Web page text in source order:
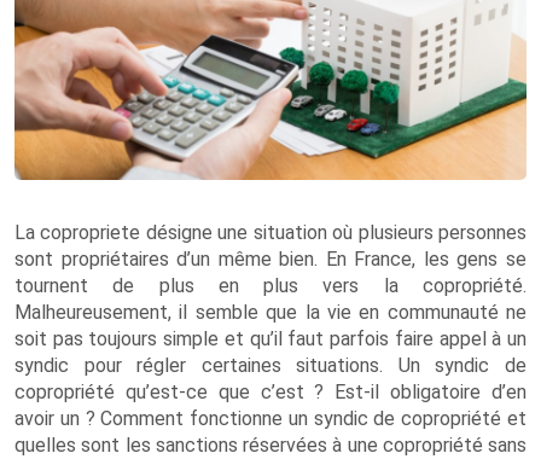
La copropriete désigne une situation où plusieurs personnes
sont propriétaires d’un même bien. En France, les gens se
tournent de plus en plus vers la copropriété.
Malheureusement, il semble que la vie en communauté ne
soit pas toujours simple et qu’il faut parfois faire appel à un
syndic pour régler certaines situations. Un syndic de
copropriété qu’est-ce que c’est ? Est-il obligatoire d’en
avoir un ? Comment fonctionne un syndic de copropriété et
quelles sont les sanctions réservées à une copropriété sans